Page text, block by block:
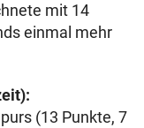
mit 14
einmal mehr
(13 Punkte, 7